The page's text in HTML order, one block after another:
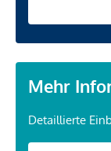
Mehr
Detaillierte